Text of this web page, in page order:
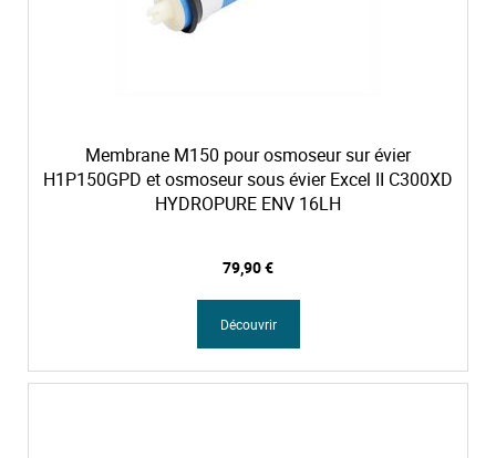
Membrane M150 pour osmoseur sur évier
H1P150GPD et osmoseur sous évier Excel II C300XD
HYDROPURE ENV 16LH
79,90 €
Découvrir